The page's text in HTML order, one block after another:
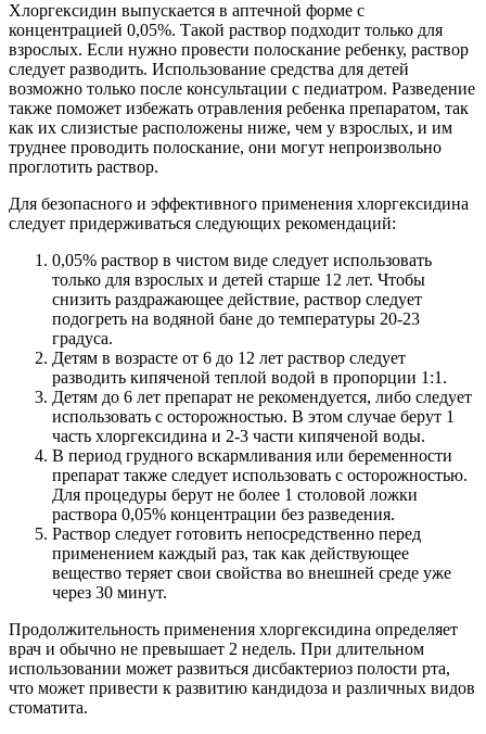
Хлоргексидин выпускается в аптечной форме с
концентрацией 0,05%. Такой раствор подходит только для
взрослых. Если нужно провести полоскание ребенку, раствор
следует разводить. Использование средства для детей
возможно только после консультации с педиатром. Разведение
также поможет избежать отравления ребенка препаратом, так
как их слизистые расположены ниже, чем у взрослых, и им
труднее проводить полоскание, они могут непроизвольно
проглотить раствор.
Для безопасного и эффективного применения хлоргексидина
следует придерживаться следующих рекомендаций:
0,05% раствор в чистом виде следует использовать
только для взрослых и детей старше 12 лет. Чтобы
снизить раздражающее действие, раствор следует
подогреть на водяной бане до температуры 20-23
градуса.
Детям в возрасте от 6 до 12 лет раствор следует
разводить кипяченой теплой водой в пропорции 1:1.
Детям до 6 лет препарат не рекомендуется, либо следует
использовать с осторожностью. В этом случае берут 1
часть хлоргексидина и 2-3 части кипяченой воды.
В период грудного вскармливания или беременности
препарат также следует использовать с осторожностью.
Для процедуры берут не более 1 столовой ложки
раствора 0,05% концентрации без разведения.
Раствор следует готовить непосредственно перед
применением каждый раз, так как действующее
вещество теряет свои свойства во внешней среде уже
через 30 минут.
Продолжительность применения хлоргексидина определяет
врач и обычно не превышает 2 недель. При длительном
использовании может развиться дисбактериоз полости рта,
что может привести к развитию кандидоза и различных видов
стоматита.